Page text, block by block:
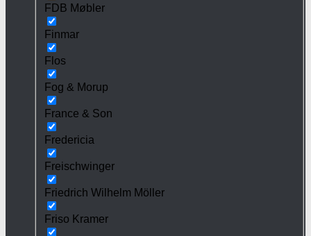
FDB Møbler
Finmar
Flos
Fog & Morup
France & Son
Fredericia
Freischwinger
Friedrich Wilhelm Möller
Friso Kramer